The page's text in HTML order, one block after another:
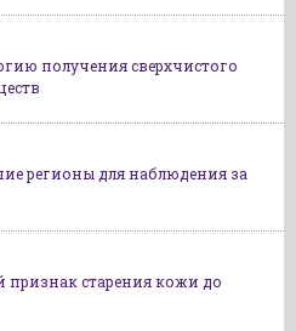
получения сверхчистого
регионы для наблюдения за
старения кожи до